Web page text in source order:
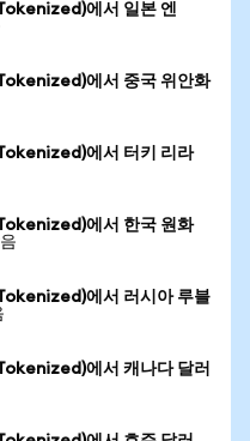
에서 일본 엔
에서 중국 위안화
에서 터키 리라
에서 한국 원화
에서 러시아 루블
에서 캐나다 달러